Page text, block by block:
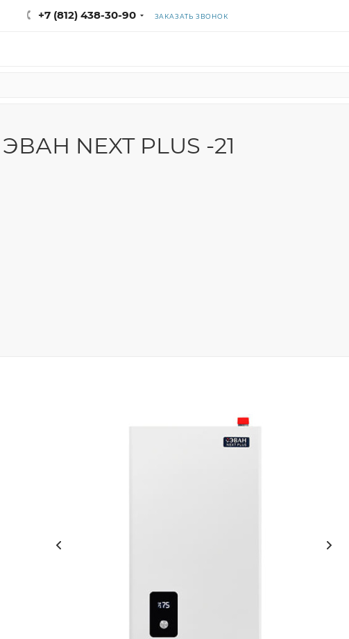
+7 (812) 438-30-90 ЗАКАЗАТЬ ЗВОНОК
NEXT PLUS -21